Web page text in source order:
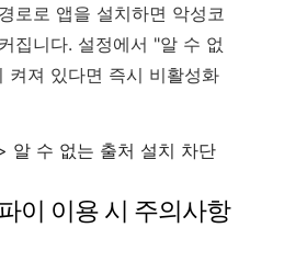
로로 앱을 설치하면 악성코
집니다. 설정에서 "알 수 없
켜져 있다면 즉시 비활성화
알 수 없는 출처 설치 차단
이 이용 시 주의사항